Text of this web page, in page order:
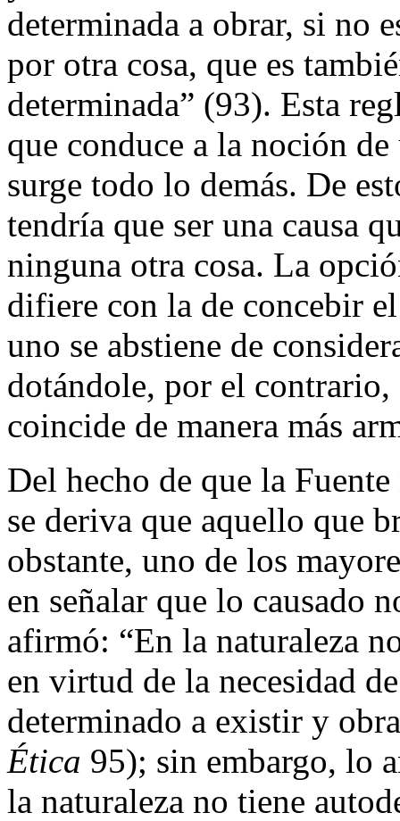
determinada a obrar, si no
por otra cosa, que es
determinada” (93). Esta
que conduce a la noción
surge todo lo demás. De
tendría que ser una causa
ninguna otra cosa. La
difiere con la de concebir
uno se abstiene de
dotándole, por el
coincide de manera más
Del hecho de que la
se deriva que aquello que
obstante, uno de los
en señalar que lo causado
afirmó: “En la naturaleza
en virtud de la necesidad
determinado a existir y
Ética 95); sin embargo, lo
la naturaleza no tiene